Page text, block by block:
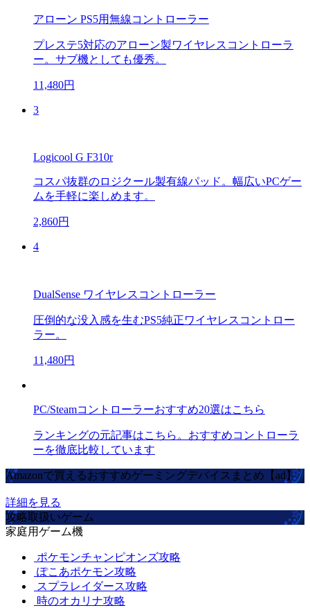
アローン PS5用無線コントローラー
プレステ5対応のアローン製ワイヤレスコントローラ
ー。サブ機としても優秀。
11,480円
3
Logicool G F310r
コスパ抜群のロジクール製有線パッド。幅広いPCゲー
ムを手軽に楽しめます。
2,860円
4
DualSense ワイヤレスコントローラー
圧倒的な没入感を生むPS5純正ワイヤレスコントロー
ラー。
11,480円
PC/Steamコントローラーおすすめ20選はこちら
ランキングの元記事はこちら。おすすめコントローラ
ーを徹底比較しています
Amazonで買えるおすすめゲーミングデバイスまとめ【ad】
詳細を見る
攻略取扱いゲーム
家庭用ゲーム機
ポケモンチャンピオンズ攻略
ぽこあポケモン攻略
スプラレイダース攻略
時のオカリナ攻略